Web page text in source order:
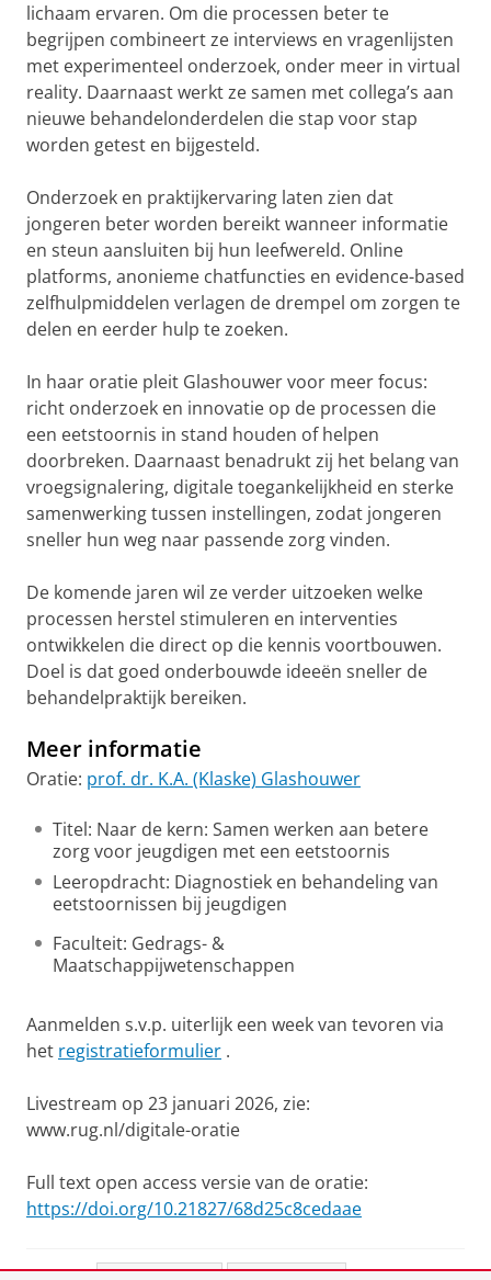
lichaam ervaren. Om die processen beter te
begrijpen combineert ze interviews en vragenlijsten
met experimenteel onderzoek, onder meer in virtual
reality. Daarnaast werkt ze samen met collega’s aan
nieuwe behandelonderdelen die stap voor stap
worden getest en bijgesteld.
Onderzoek en praktijkervaring laten zien dat
jongeren beter worden bereikt wanneer informatie
en steun aansluiten bij hun leefwereld. Online
platforms, anonieme chatfuncties en evidence-based
zelfhulpmiddelen verlagen de drempel om zorgen te
delen en eerder hulp te zoeken.
In haar oratie pleit Glashouwer voor meer focus:
richt onderzoek en innovatie op de processen die
een eetstoornis in stand houden of helpen
doorbreken. Daarnaast benadrukt zij het belang van
vroegsignalering, digitale toegankelijkheid en sterke
samenwerking tussen instellingen, zodat jongeren
sneller hun weg naar passende zorg vinden.
De komende jaren wil ze verder uitzoeken welke
processen herstel stimuleren en interventies
ontwikkelen die direct op die kennis voortbouwen.
Doel is dat goed onderbouwde ideeën sneller de
behandelpraktijk bereiken.
Meer informatie
Oratie: prof. dr. K.A. (Klaske) Glashouwer
Titel: Naar de kern: Samen werken aan betere
zorg voor jeugdigen met een eetstoornis
Leeropdracht: Diagnostiek en behandeling van
eetstoornissen bij jeugdigen
Faculteit: Gedrags- &
Maatschappijwetenschappen
Aanmelden s.v.p. uiterlijk een week van tevoren via
het registratieformulier .
Livestream op 23 januari 2026, zie:
www.rug.nl/digitale-oratie
Full text open access versie van de oratie:
https://doi.org/10.21827/68d25c8cedaae